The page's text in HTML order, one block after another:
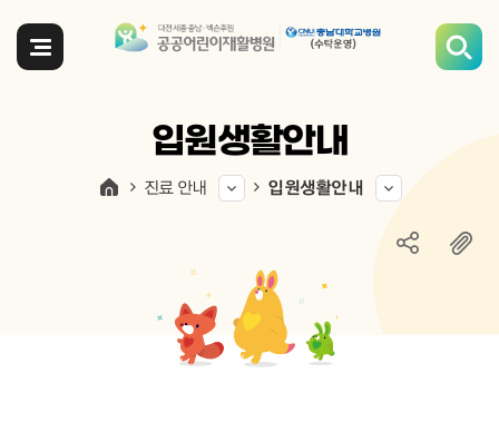
전체메뉴
입원생활안내
진료 안내 입원생활안내